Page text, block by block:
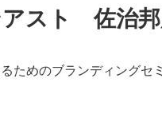
スト 佐治邦
るためのブランディング